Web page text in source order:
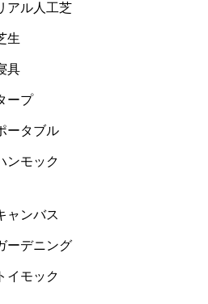
アル人工芝
生
具
ープ
ータブル
ンモック
ャンバス
ーデニング
イモック